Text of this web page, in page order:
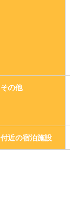
その他
付近の宿泊施設